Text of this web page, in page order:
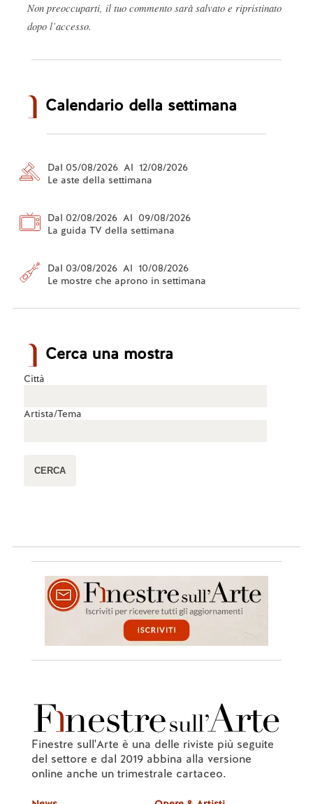
Non preoccuparti, il tuo commento sarà salvato e ripristinato
dopo l’accesso.
Calendario della settimana
Dal 05/08/2026 Al 12/08/2026
Le aste della settimana
Dal 02/08/2026 Al 09/08/2026
La guida TV della settimana
Dal 03/08/2026 Al 10/08/2026
Le mostre che aprono in settimana
Cerca una mostra
Città
Artista/Tema
Finestre sull'Arte è una delle riviste più seguite
del settore e dal 2019 abbina alla versione
online anche un trimestrale cartaceo.